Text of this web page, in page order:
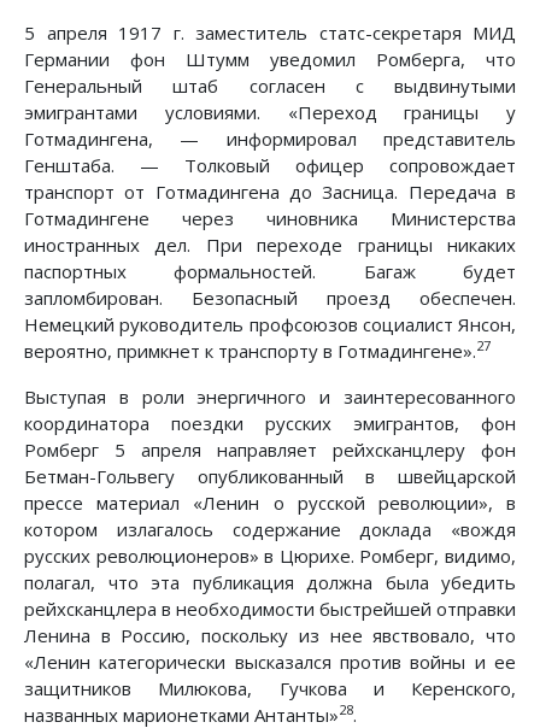
5 апреля 1917 г. заместитель статс-секретаря МИД
Германии фон Штумм уведомил Ромберга, что
Генеральный штаб согласен с выдвинутыми
эмигрантами условиями. «Переход границы у
Готмадингена, — информировал представитель
Генштаба. — Толковый офицер сопровождает
транспорт от Готмадингена до Засница. Передача в
Готмадингене через чиновника Министерства
иностранных дел. При переходе границы никаких
паспортных формальностей. Багаж будет
запломбирован. Безопасный проезд обеспечен.
Немецкий руководитель профсоюзов социалист Янсон,
вероятно, примкнет к транспорту в Готмадингене».27
Выступая в роли энергичного и заинтересованного
координатора поездки русских эмигрантов, фон
Ромберг 5 апреля направляет рейхсканцлеру фон
Бетман-Гольвегу опубликованный в швейцарской
прессе материал «Ленин о русской революции», в
котором излагалось содержание доклада «вождя
русских революционеров» в Цюрихе. Ромберг, видимо,
полагал, что эта публикация должна была убедить
рейхсканцлера в необходимости быстрейшей отправки
Ленина в Россию, поскольку из нее явствовало, что
«Ленин категорически высказался против войны и ее
защитников Милюкова, Гучкова и Керенского,
названных марионетками Антанты»28.